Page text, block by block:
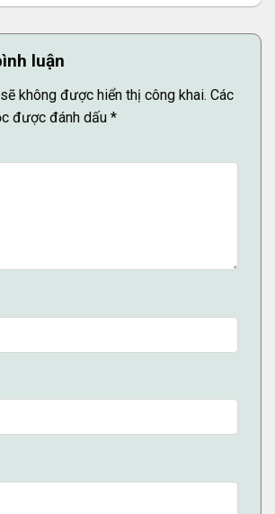
luận
không được hiển thị công khai. Các
được đánh dấu *